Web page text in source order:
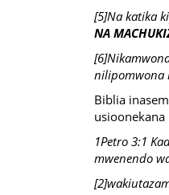
[5]Na katika
NA
nilipomwona
Biblia
1Petro 3:1
mwenendo